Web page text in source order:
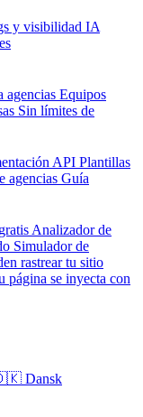
y visibilidad IA
agencias Equipos
Sin límites de
API Plantillas
agencias Guía
Analizador de
Simulador de
rastrear tu sitio
página se inyecta con
Dansk